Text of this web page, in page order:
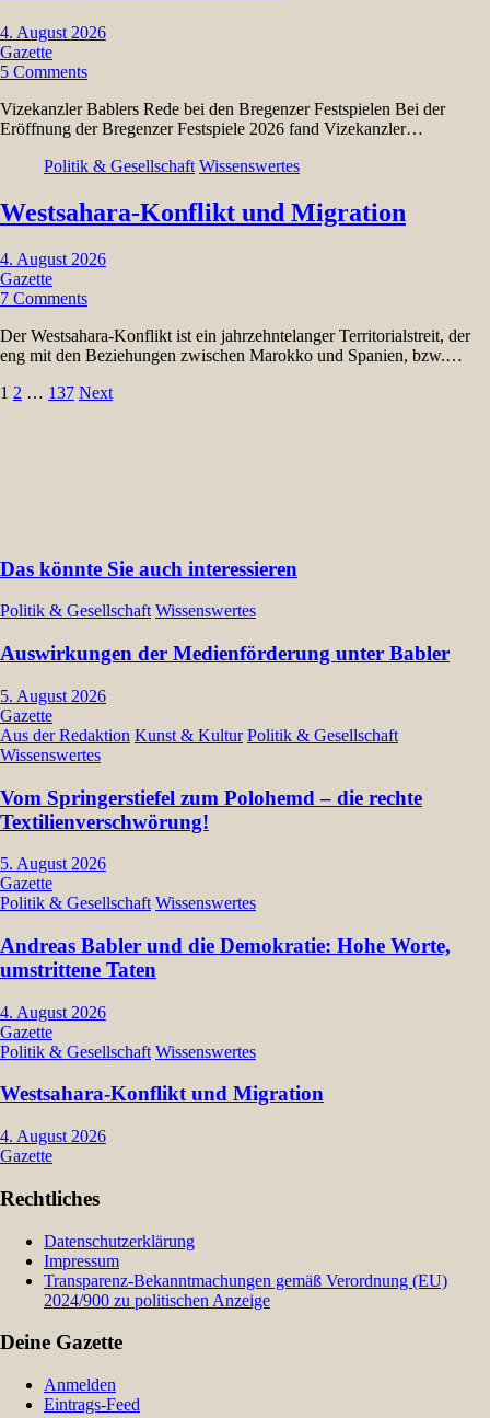
4. August 2026
Gazette
5 Comments
Vizekanzler Bablers Rede bei den Bregenzer Festspielen Bei der
Eröffnung der Bregenzer Festspiele 2026 fand Vizekanzler…
Politik & Gesellschaft Wissenswertes
Westsahara-Konflikt und Migration
4. August 2026
Gazette
7 Comments
Der Westsahara-Konflikt ist ein jahrzehntelanger Territorialstreit, der
eng mit den Beziehungen zwischen Marokko und Spanien, bzw.…
Seitennummerierung
1 2 … 137 Next
Das könnte Sie auch interessieren
Politik & Gesellschaft Wissenswertes
Auswirkungen der Medienförderung unter Babler
5. August 2026
Gazette
Aus der Redaktion Kunst & Kultur Politik & Gesellschaft
Wissenswertes
Vom Springerstiefel zum Polohemd – die rechte
Textilienverschwörung!
5. August 2026
Gazette
Politik & Gesellschaft Wissenswertes
Andreas Babler und die Demokratie: Hohe Worte,
umstrittene Taten
4. August 2026
Gazette
Politik & Gesellschaft Wissenswertes
Westsahara-Konflikt und Migration
4. August 2026
Gazette
Rechtliches
Datenschutzerklärung
Impressum
Transparenz-Bekanntmachungen gemäß Verordnung (EU)
2024/900 zu politischen Anzeige
Deine Gazette
Anmelden
Eintrags-Feed